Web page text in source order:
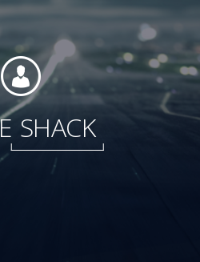
Durabilité
SHACK